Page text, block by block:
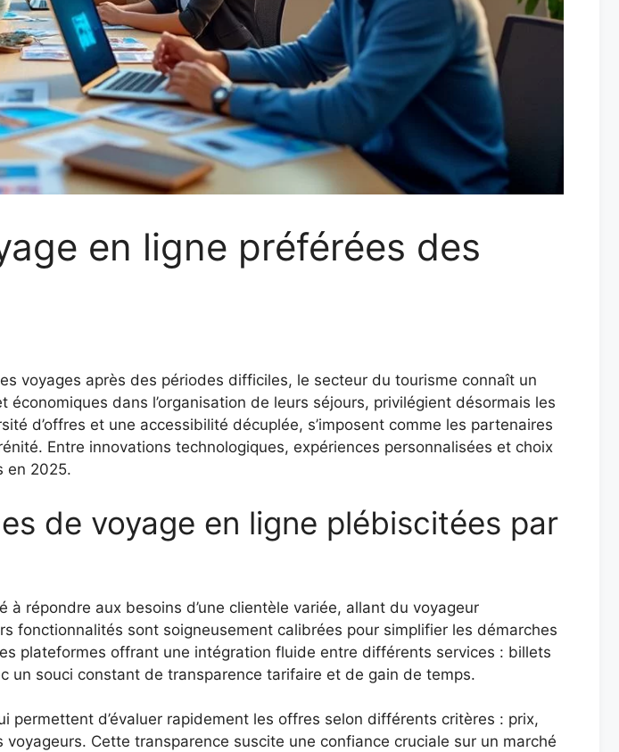
en ligne préférées des
voyages après des périodes difficiles, le secteur du tourisme connaît un
dans l’organisation de leurs séjours, privilégient désormais les
d’offres et une accessibilité décuplée, s’imposent comme les partenaires
Entre innovations technologiques, expériences personnalisées et choix
en 2025.
de voyage en ligne plébiscitées par
répondre aux besoins d’une clientèle variée, allant du voyageur
fonctionnalités sont soigneusement calibrées pour simplifier les démarches
plateformes offrant une intégration fluide entre différents services : billets
un souci constant de transparence tarifaire et de gain de temps.
d’évaluer rapidement les offres selon différents critères : prix,
Cette transparence suscite une confiance cruciale sur un marché